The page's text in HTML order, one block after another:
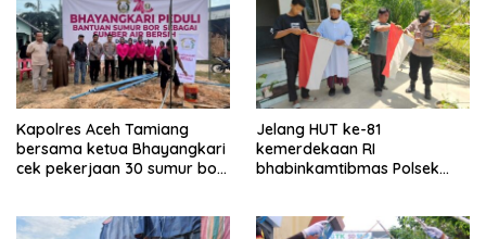
Kapolres Aceh Tamiang
bersama ketua Bhayangkari
cek pekerjaan 30 sumur bor
Jelang HUT ke-81
kemerdekaan RI
bhabinkamtibmas Polsek
bendera merah putih